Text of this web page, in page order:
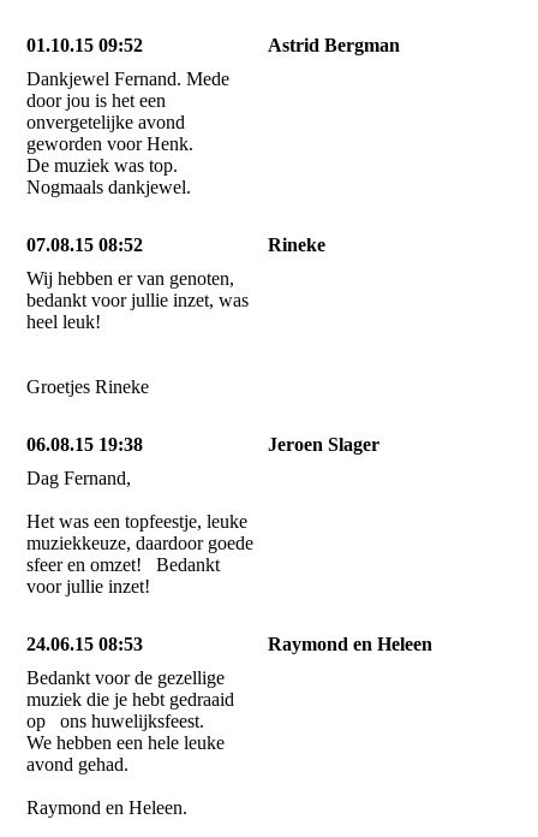
01.10.15 09:52
Astrid Bergman
Dankjewel Fernand. Mede
door jou is het een
onvergetelijke avond
geworden voor Henk.
De muziek was top.
Nogmaals dankjewel.
07.08.15 08:52
Rineke
Wij hebben er van genoten,
bedankt voor jullie inzet, was
heel leuk!
Groetjes Rineke
06.08.15 19:38
Jeroen Slager
Dag Fernand,
Het was een topfeestje, leuke
muziekkeuze, daardoor goede
sfeer en omzet! Bedankt
voor jullie inzet!
24.06.15 08:53
Raymond en Heleen
Bedankt voor de gezellige
muziek die je hebt gedraaid
op ons huwelijksfeest.
We hebben een hele leuke
avond gehad.
Raymond en Heleen.